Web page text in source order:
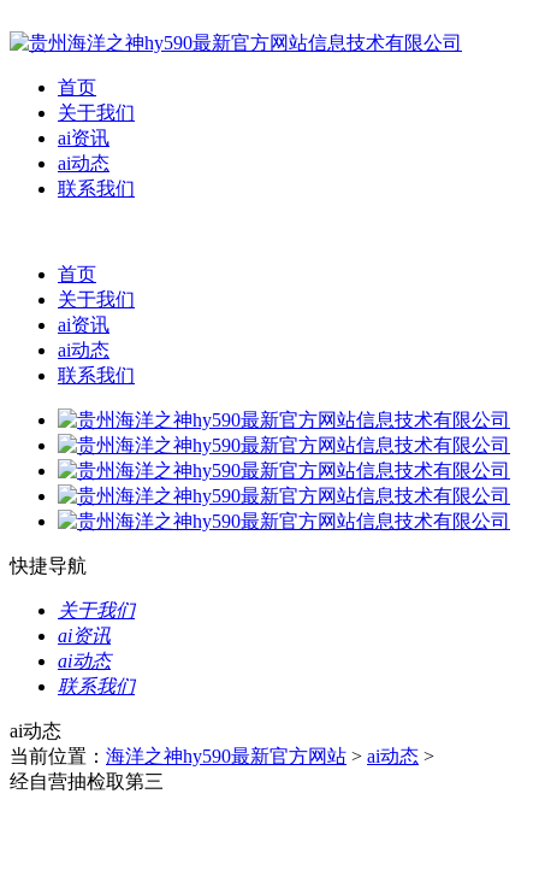
首页
关于我们
ai资讯
ai动态
联系我们
首页
关于我们
ai资讯
ai动态
联系我们
快捷导航
关于我们
ai资讯
ai动态
联系我们
ai动态
当前位置： 海洋之神hy590最新官方网站 > ai动态 >
经自营抽检取第三